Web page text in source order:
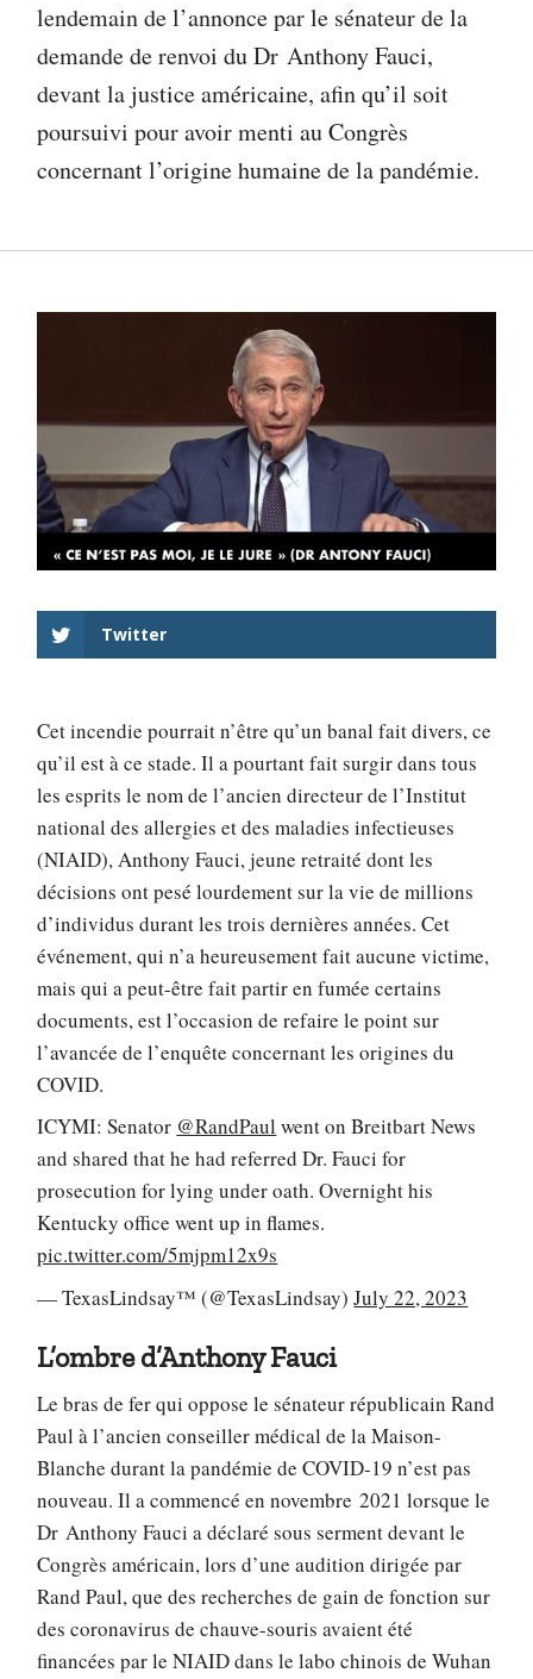
lendemain de l’annonce par le sénateur de la
demande de renvoi du Dr Anthony Fauci,
devant la justice américaine, afin qu’il soit
poursuivi pour avoir menti au Congrès
concernant l’origine humaine de la pandémie.
Twitter
Cet incendie pourrait n’être qu’un banal fait divers, ce
qu’il est à ce stade. Il a pourtant fait surgir dans tous
les esprits le nom de l’ancien directeur de l’Institut
national des allergies et des maladies infectieuses
(NIAID), Anthony Fauci, jeune retraité dont les
décisions ont pesé lourdement sur la vie de millions
d’individus durant les trois dernières années. Cet
événement, qui n’a heureusement fait aucune victime,
mais qui a peut-être fait partir en fumée certains
documents, est l’occasion de refaire le point sur
l’avancée de l’enquête concernant les origines du
COVID.
ICYMI: Senator @RandPaul went on Breitbart News
and shared that he had referred Dr. Fauci for
prosecution for lying under oath. Overnight his
Kentucky office went up in flames.
pic.twitter.com/5mjpm12x9s
— TexasLindsay™ (@TexasLindsay)July 22, 2023
L’ombre d’Anthony Fauci
Le bras de fer qui oppose le sénateur républicain Rand
Paul à l’ancien conseiller médical de la Maison-
Blanche durant la pandémie de COVID-19 n’est pas
nouveau. Il a commencé en novembre 2021 lorsque le
Dr Anthony Fauci a déclaré sous serment devant le
Congrès américain, lors d’une audition dirigée par
Rand Paul, que des recherches de gain de fonction sur
des coronavirus de chauve-souris avaient été
financées par le NIAID dans le labo chinois de Wuhan